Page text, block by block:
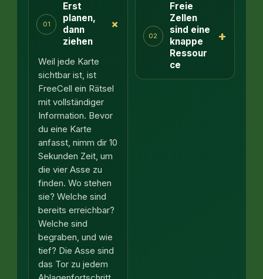
01
Erst
planen,
dann
ziehen
+
Weil jede Karte
sichtbar ist, ist
FreeCell ein Rätsel
mit vollständiger
Information. Bevor
du eine Karte
anfasst, nimm dir 10
Sekunden Zeit, um
die vier Asse zu
finden. Wo stehen
sie? Welche sind
bereits erreichbar?
Welche sind
begraben, und wie
tief? Die Asse sind
das Tor zu jedem
02
Freie
Zellen
sind eine
knappe
Ressour
ce
+